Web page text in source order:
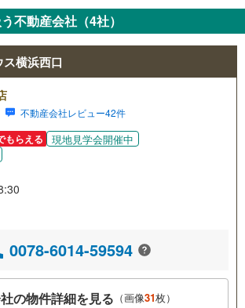
不動産会社（4社）
横浜西口
不動産会社レビュー42件
もらえる
現地見学会開催中
0078-6014-59594
の物件詳細を見る （画像31枚）